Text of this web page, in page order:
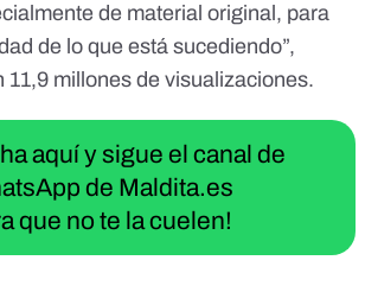
de material original, para
de lo que está sucediendo”,
11,9 millones de visualizaciones.
aquí y sigue el canal de
de Maldita.es
que no te la cuelen!